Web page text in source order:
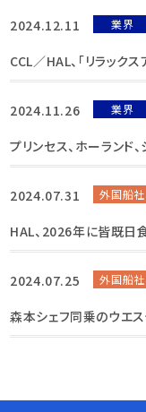
2024.12.11 業界
CCL／HAL、「リラック
2024.11.26 業界
プリンセス、ホーランド
2024.07.31 外国船社
HAL、2026年に皆既日
2024.07.25 外国船社
森本シェフ同乗のウエ